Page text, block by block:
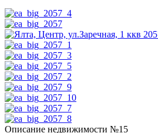
Описание недвижимости №15